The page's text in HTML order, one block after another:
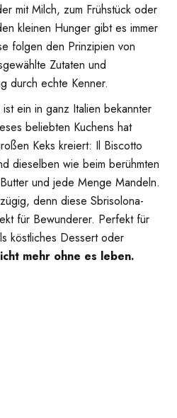
mit Milch, zum Frühstück oder
kleinen Hunger gibt es immer
folgen den Prinzipien von
Zutaten und
durch echte Kenner.
ein in ganz Italien bekannter
beliebten Kuchens hat
Keks kreiert: Il Biscotto
dieselben wie beim berühmten
und jede Menge Mandeln.
denn diese Sbrisolona-
für Bewunderer. Perfekt für
köstliches Dessert oder
mehr ohne es leben.